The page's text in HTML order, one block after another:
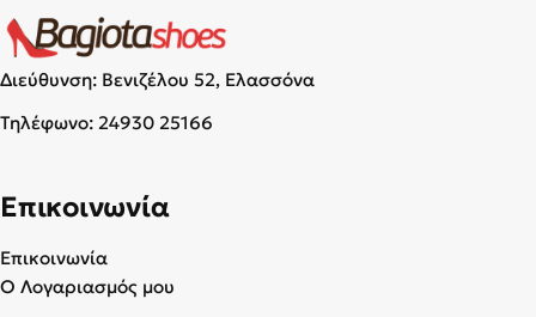
Διεύθυνση: Βενιζέλου 52, Ελασσόνα
Τηλέφωνο: 24930 25166
Επικοινωνία
Επικοινωνία
Ο Λογαριασμός μου